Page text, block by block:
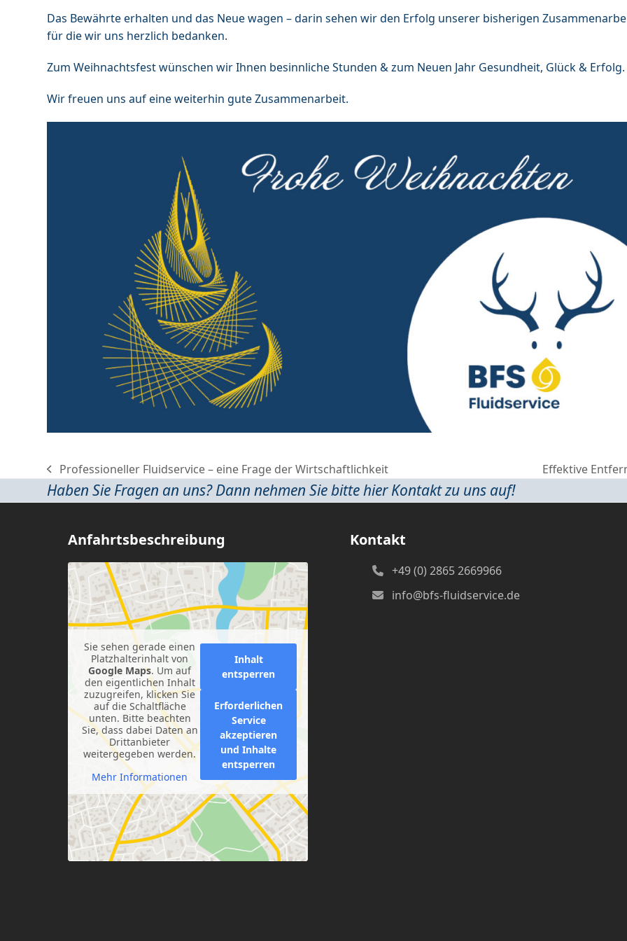
Das Bewährte erhalten und das Neue wagen – darin sehen wir den Erfolg unserer bisherigen
für die wir uns herzlich bedanken.
Zum Weihnachtsfest wünschen wir Ihnen besinnliche Stunden & zum Neuen Jahr Gesundheit, Glück & Erfolg.
Wir freuen uns auf eine weiterhin gute Zusammenarbeit.
previous
post:
Professioneller Fluidservice – eine Frage der Wirtschaftlichkeit
next
Effektive
Haben Sie Fragen an uns? Dann nehmen Sie bitte hier Kontakt zu uns auf!
Anfahrtsbeschreibung
Sie sehen gerade einen
Platzhalterinhalt von
Google Maps. Um auf
den eigentlichen Inhalt
zuzugreifen, klicken Sie
auf die Schaltfläche
unten. Bitte beachten
Sie, dass dabei Daten an
Drittanbieter
weitergegeben werden.
Mehr Informationen
Inhalt
entsperren
Erforderlichen
Service
akzeptieren
und Inhalte
entsperren
Kontakt
+49 (0) 2865 2669966
info@bfs-fluidservice.de